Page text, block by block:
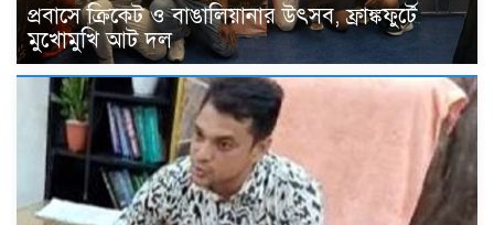
প্রবাসে ক্রিকেট ও বাঙালিয়ানার উৎসব, ফ্রাঙ্কফুর্টে
মুখোমুখি আট দল